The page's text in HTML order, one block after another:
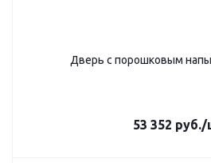
Дверь с порошковым
53 352 руб./